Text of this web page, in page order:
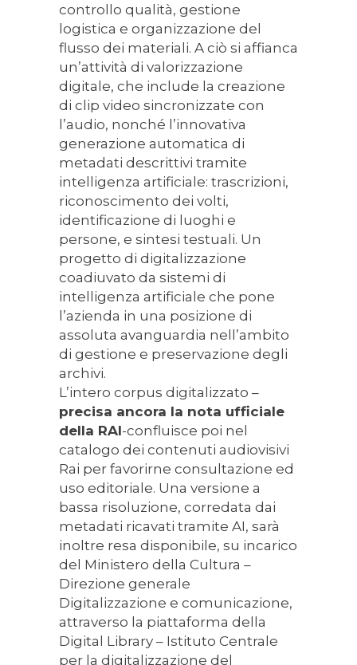
controllo qualità, gestione
logistica e organizzazione del
flusso dei materiali. A ciò si affianca
un’attività di valorizzazione
digitale, che include la creazione
di clip video sincronizzate con
l’audio, nonché l’innovativa
generazione automatica di
metadati descrittivi tramite
intelligenza artificiale: trascrizioni,
riconoscimento dei volti,
identificazione di luoghi e
persone, e sintesi testuali. Un
progetto di digitalizzazione
coadiuvato da sistemi di
intelligenza artificiale che pone
l’azienda in una posizione di
assoluta avanguardia nell’ambito
di gestione e preservazione degli
archivi.
L’intero corpus digitalizzato –
precisa ancora la nota ufficiale
della RAI-confluisce poi nel
catalogo dei contenuti audiovisivi
Rai per favorirne consultazione ed
uso editoriale. Una versione a
bassa risoluzione, corredata dai
metadati ricavati tramite AI, sarà
inoltre resa disponibile, su incarico
del Ministero della Cultura –
Direzione generale
Digitalizzazione e comunicazione,
attraverso la piattaforma della
Digital Library – Istituto Centrale
per la digitalizzazione del